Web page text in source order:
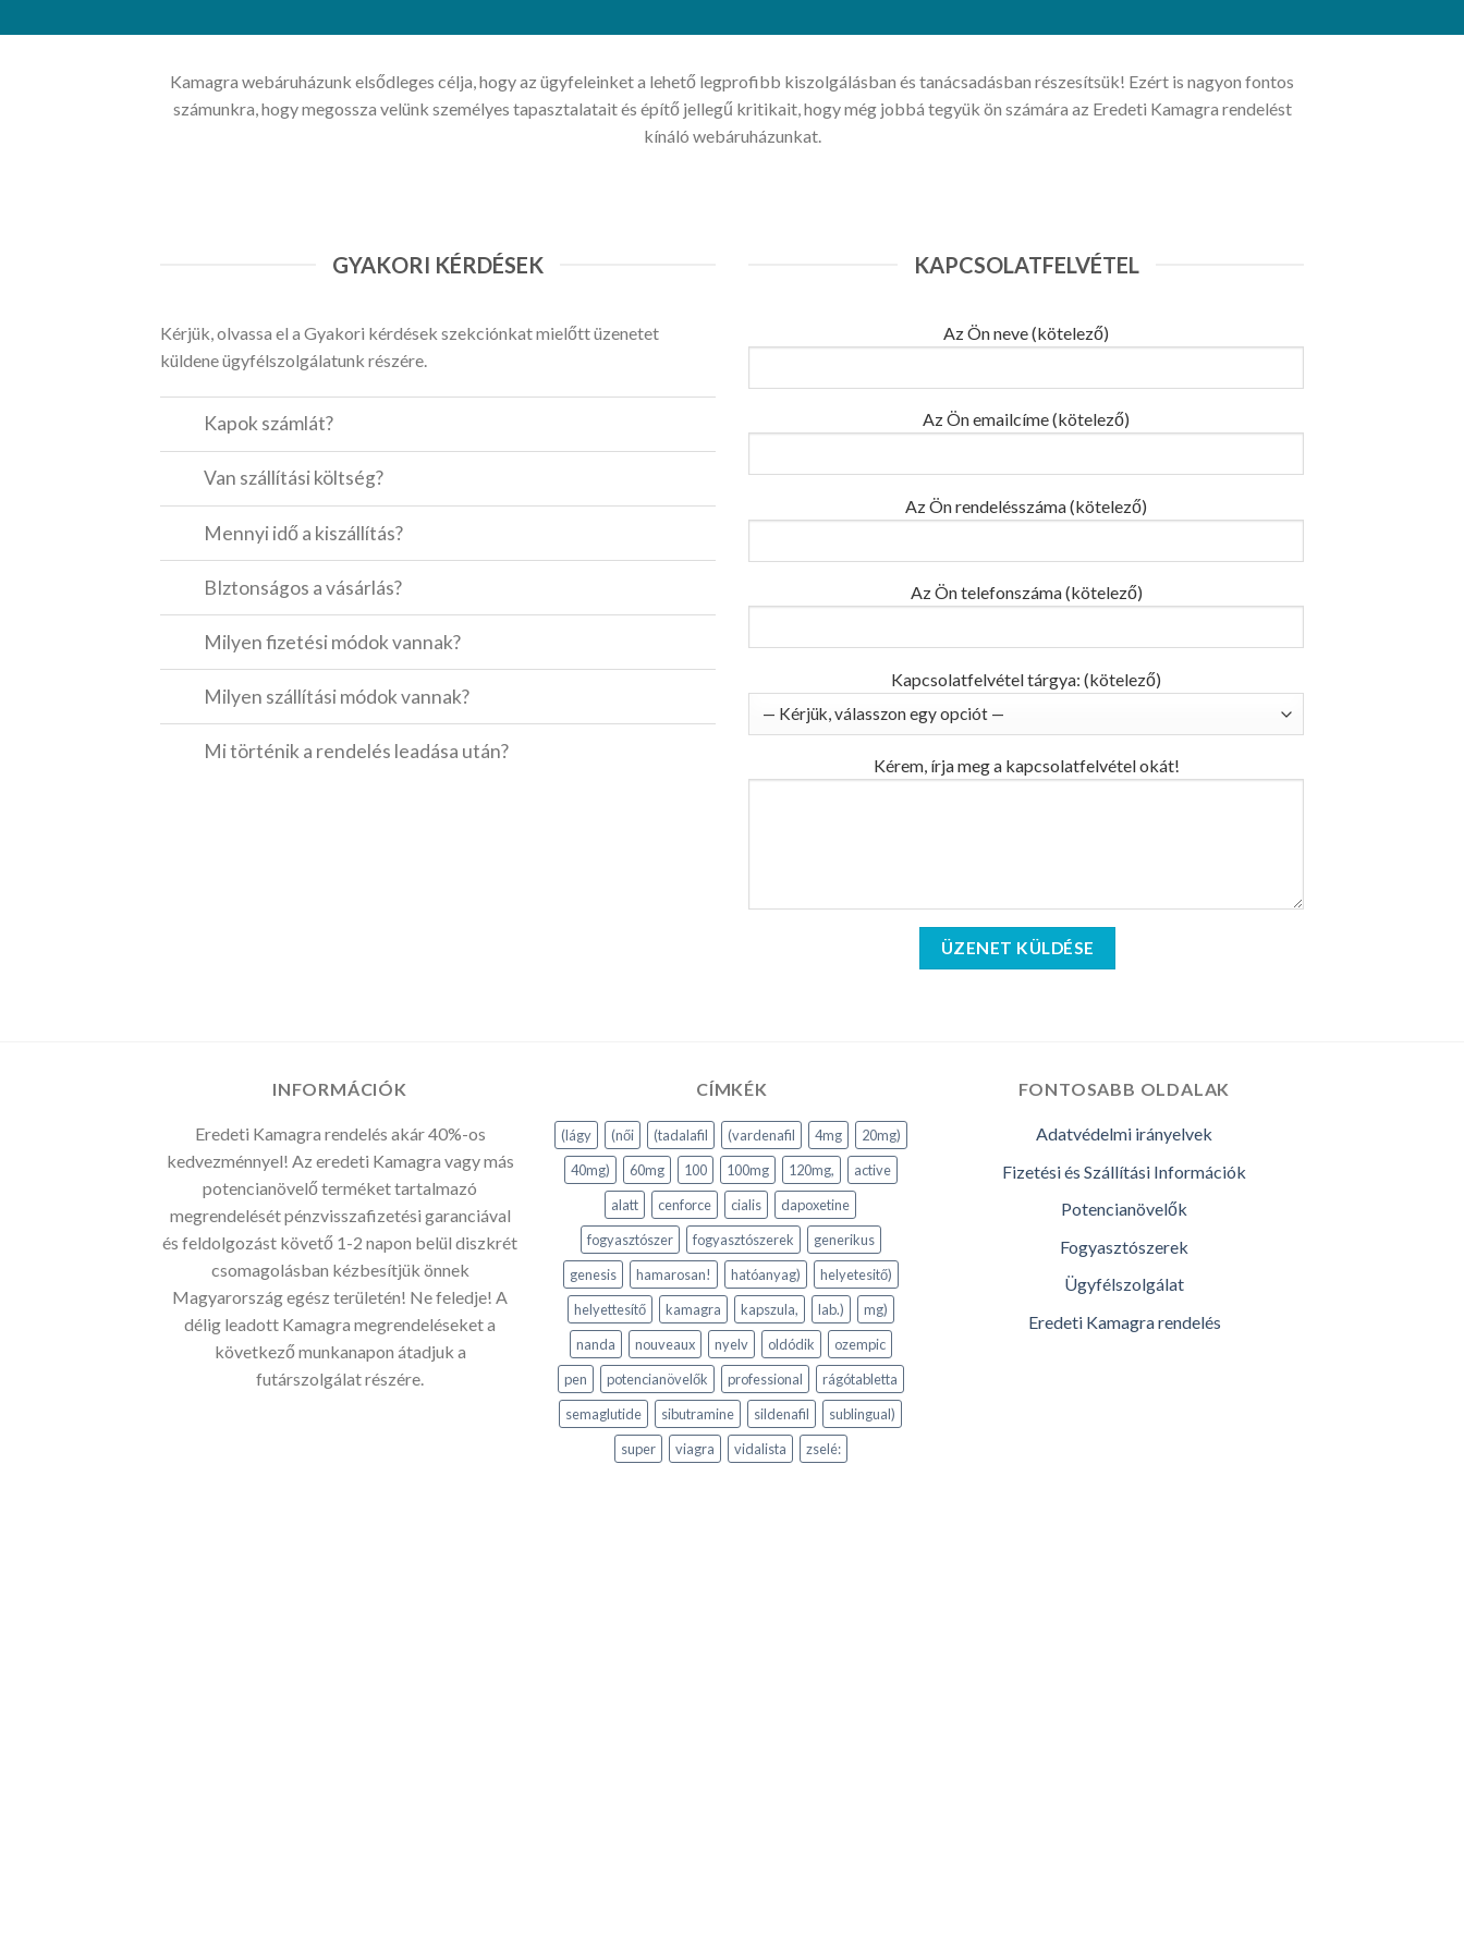
Kamagra webáruházunk elsődleges célja, hogy az ügyfeleinket a lehető legprofibb kiszolgálásban és tanácsadásban részesítsük! Ezért is nagyon fontos
számunkra, hogy megossza velünk személyes tapasztalatait és építő jellegű kritikait, hogy még jobbá tegyük ön számára az Eredeti Kamagra rendelést
kínáló webáruházunkat.
GYAKORI KÉRDÉSEK
Kérjük, olvassa el a Gyakori kérdések szekciónkat mielőtt üzenetet
küldene ügyfélszolgálatunk részére.
Kapok számlát?
Van szállítási költség?
Mennyi idő a kiszállítás?
BIztonságos a vásárlás?
Milyen fizetési módok vannak?
Milyen szállítási módok vannak?
Mi történik a rendelés leadása után?
KAPCSOLATFELVÉTEL
Az Ön neve (kötelező)
Az Ön emailcíme (kötelező)
Az Ön rendelésszáma (kötelező)
Az Ön telefonszáma (kötelező)
Kapcsolatfelvétel tárgya: (kötelező)
Kérem, írja meg a kapcsolatfelvétel okát!
INFORMÁCIÓK
Eredeti Kamagra rendelés akár 40%-os
kedvezménnyel! Az eredeti Kamagra vagy más
potencianövelő terméket tartalmazó
megrendelését pénzvisszafizetési garanciával
és feldolgozást követő 1-2 napon belül diszkrét
csomagolásban kézbesítjük önnek
Magyarország egész területén! Ne feledje! A
délig leadott Kamagra megrendeléseket a
következő munkanapon átadjuk a
futárszolgálat részére.
CÍMKÉK
(lágy (női (tadalafil (vardenafil 4mg
20mg)
40mg)
60mg 100 100mg 120mg,
active
alatt
cenforce cialis
dapoxetine
fogyasztószer
fogyasztószerek
generikus
genesis
hamarosan! hatóanyag)
helyetesitő)
helyettesítő
kamagra kapszula, lab.)
mg)
nanda
nouveaux nyelv oldódik
ozempic
pen
potencianövelők professional
rágótabletta
semaglutide
sibutramine sildenafil
sublingual)
super
viagra vidalista zselé:
FONTOSABB OLDALAK
Adatvédelmi irányelvek
Fizetési és Szállítási Információk
Potencianövelők
Fogyasztószerek
Ügyfélszolgálat
Eredeti Kamagra rendelés